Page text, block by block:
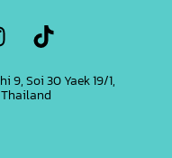
9, Soi 30 Yaek 19/1,
Thailand